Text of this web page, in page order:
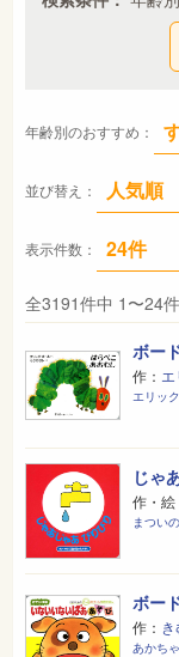
年齢別のおすすめ：
並び替え：
表示件数：
全3191件中 1〜24
ボー
作：
エリッ
じゃ
作・絵
まつい
ボー
作：
あかち